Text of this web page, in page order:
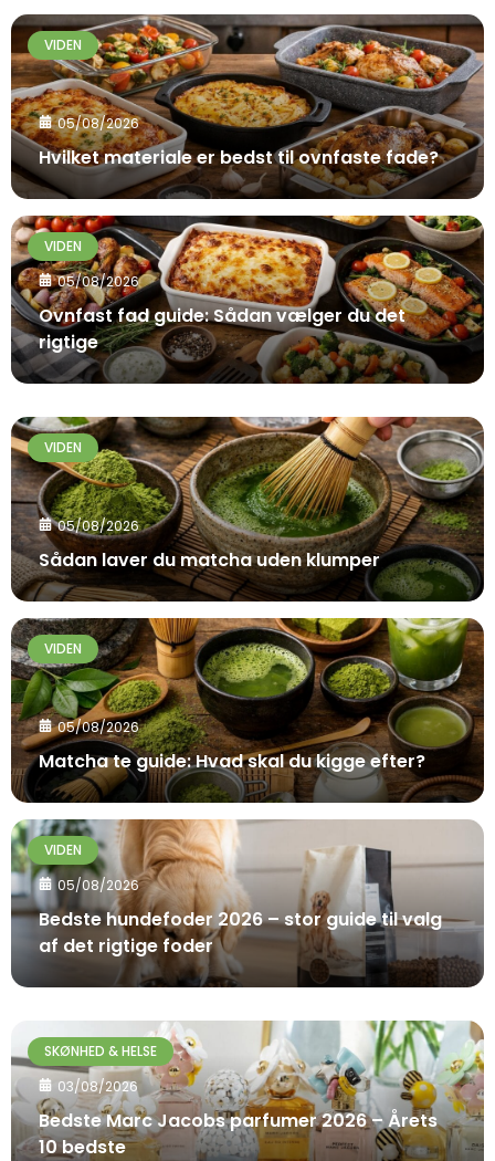
VIDEN
05/08/2026
Hvilket materiale er bedst til ovnfaste fade?
VIDEN
05/08/2026
Ovnfast fad guide: Sådan vælger du det
rigtige
VIDEN
05/08/2026
Sådan laver du matcha uden klumper
VIDEN
05/08/2026
Matcha te guide: Hvad skal du kigge efter?
VIDEN
05/08/2026
Bedste hundefoder 2026 – stor guide til valg
af det rigtige foder
SKØNHED & HELSE
03/08/2026
Bedste Marc Jacobs parfumer 2026 – Årets
10 bedste